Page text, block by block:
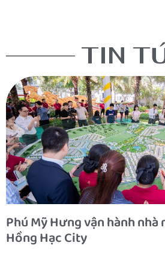
TIN
Phú Mỹ Hưng vận hành
Hồng Hạc City